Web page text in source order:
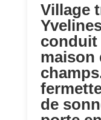
Village
conduit
maison
de